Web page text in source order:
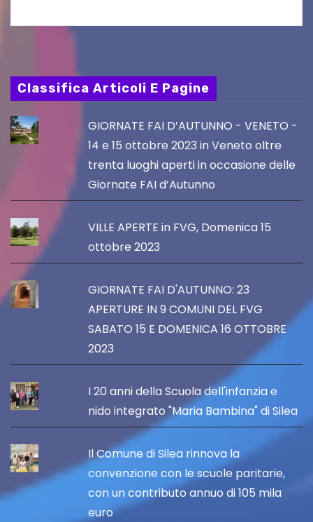
Classifica Articoli E Pagine
GIORNATE FAI D’AUTUNNO - VENETO -
14 e 15 ottobre 2023 in Veneto oltre
trenta luoghi aperti in occasione delle
Giornate FAI d’Autunno
VILLE APERTE in FVG, Domenica 15
ottobre 2023
GIORNATE FAI D'AUTUNNO: 23
APERTURE IN 9 COMUNI DEL FVG
SABATO 15 E DOMENICA 16 OTTOBRE
2023
I 20 anni della Scuola dell'infanzia e
nido integrato "Maria Bambina" di Silea
Il Comune di Silea rinnova la
convenzione con le scuole paritarie,
con un contributo annuo di 105 mila
euro